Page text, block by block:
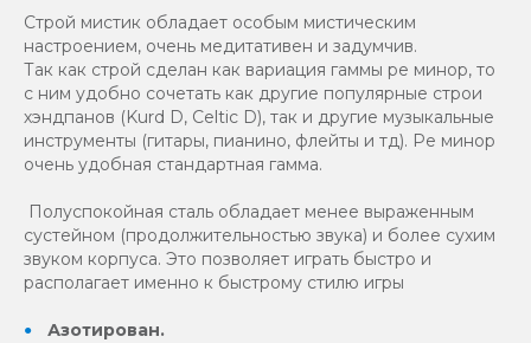
Строй мистик обладает особым мистическим
настроением, очень медитативен и задумчив.
Так как строй сделан как вариация гаммы ре минор, то
с ним удобно сочетать как другие популярные строи
хэндпанов (Kurd D, Celtic D), так и другие музыкальные
инструменты (гитары, пианино, флейты и тд). Ре минор
очень удобная стандартная гамма.
Полуспокойная сталь обладает менее выраженным
сустейном (продолжительностью звука) и более сухим
звуком корпуса. Это позволяет играть быстро и
располагает именно к быстрому стилю игры
Азотирован.